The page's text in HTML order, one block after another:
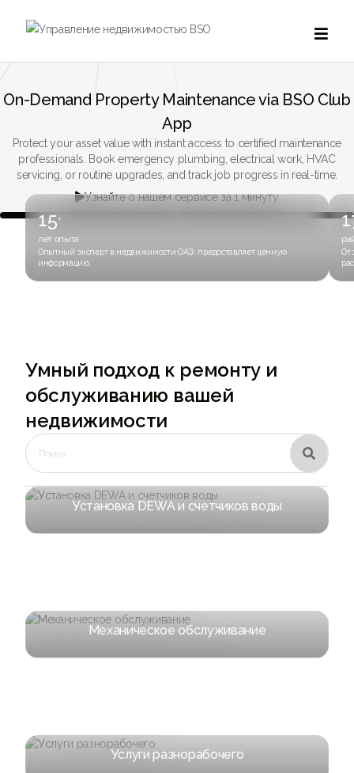

On-Demand Property Maintenance via BSO Club
App
Protect your asset value with instant access to certified maintenance
professionals. Book emergency plumbing, electrical work, HVAC
servicing, or routine upgrades, and track job progress in real-time.
Узнайте о нашем сервисе за 1 минуту
15+
лет опыта
Опытный эксперт в недвижимости ОАЭ, предоставляет ценную
информацию.
От
Умный подход к ремонту и
обслуживанию вашей
недвижимости

Установка DEWA и счетчиков воды
Механическое обслуживание
Услуги разнорабочего